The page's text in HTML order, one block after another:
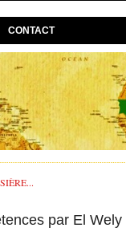
CONTACT
par El